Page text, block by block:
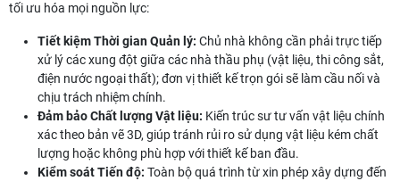
tối ưu hóa mọi nguồn lực:
Tiết kiệm Thời gian Quản lý: Chủ nhà không cần phải trực tiếp
xử lý các xung đột giữa các nhà thầu phụ (vật liệu, thi công sắt,
điện nước ngoại thất); đơn vị thiết kế trọn gói sẽ làm cầu nối và
chịu trách nhiệm chính.
Đảm bảo Chất lượng Vật liệu: Kiến trúc sư tư vấn vật liệu chính
xác theo bản vẽ 3D, giúp tránh rủi ro sử dụng vật liệu kém chất
lượng hoặc không phù hợp với thiết kế ban đầu.
Kiểm soát Tiến độ: Toàn bộ quá trình từ xin phép xây dựng đến